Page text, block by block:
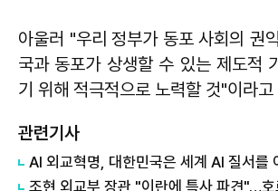
아울러 "우리 정부가 동포 사회의 권
국과 동포가 상생할 수 있는 제도적
기 위해 적극적으로 노력할 것"이라
관련기사